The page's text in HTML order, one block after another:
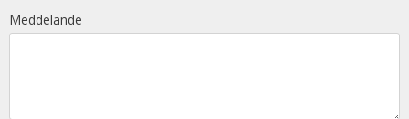
Meddelande